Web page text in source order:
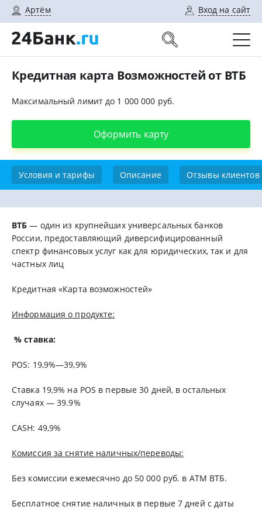
Артём Вход на сайт
Кредитная карта Возможностей от ВТБ
Максимальный лимит до 1 000 000 руб.
Оформить карту
Условия и тарифы Описание Отзывы клиентов
ВТБ— один из крупнейших универсальных банков
России, предоставляющий диверсифицированный
спектр финансовых услуг как для юридических, так и для
частных лиц
Кредитная «Карта возможностей»
Информация о продукте:
% ставка:
POS: 19,9%—39,9%
Ставка 19,9% на POS в первые 30 дней, в остальных
случаях — 39.9%
CASH: 49,9%
Комиссия за снятие наличных/переводы:
Без комиссии ежемесячно до 50 000 руб. в АТМ ВТБ.
Бесплатное снятие наличных в первые 7 дней с даты